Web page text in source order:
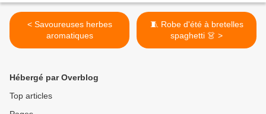
< Savoureuses herbes
aromatiques
🧵 Robe d'été à bretelles
spaghetti 👗 >
Hébergé par Overblog
Top articles